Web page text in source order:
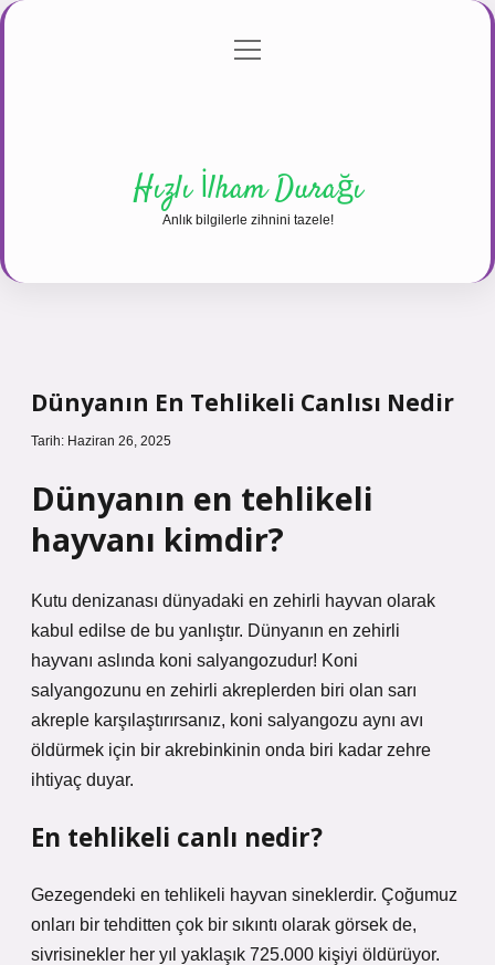
Gizlilik Politikası
menüyü
Hızlı İlham Durağı
Anlık bilgilerle zihnini tazele!
Dünyanın En Tehlikeli Canlısı Nedir
Tarih: Haziran 26, 2025
Dünyanın en tehlikeli
hayvanı kimdir?
Kutu denizanası dünyadaki en zehirli hayvan olarak
kabul edilse de bu yanlıştır. Dünyanın en zehirli
hayvanı aslında koni salyangozudur! Koni
salyangozunu en zehirli akreplerden biri olan sarı
akreple karşılaştırırsanız, koni salyangozu aynı avı
öldürmek için bir akrebinkinin onda biri kadar zehre
ihtiyaç duyar.
En tehlikeli canlı nedir?
Gezegendeki en tehlikeli hayvan sineklerdir. Çoğumuz
onları bir tehditten çok bir sıkıntı olarak görsek de,
sivrisinekler her yıl yaklaşık 725.000 kişiyi öldürüyor.